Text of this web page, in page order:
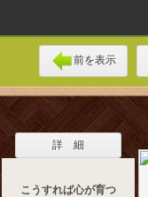
前を表示
詳 細
こうすれば心が育つ